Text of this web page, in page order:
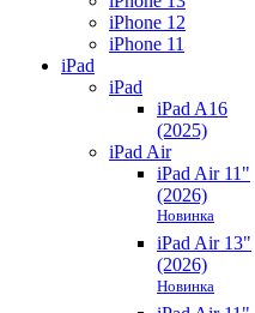
iPhone 12
iPhone 11
iPad
iPad
iPad A16
(2025)
iPad Air
iPad Air 11"
(2026)
Новинка
iPad Air 13"
(2026)
Новинка